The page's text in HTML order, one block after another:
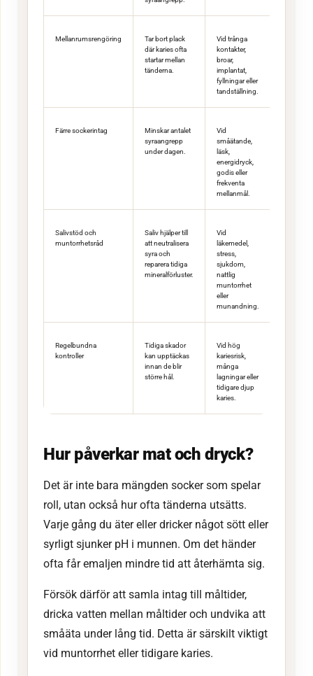
Mellanrumsrengöring
Tar bort plack
där karies ofta
startar mellan
tänderna.
Vid trånga
kontakter,
broar,
implantat,
fyllningar eller
tandställning.
Färre sockerintag
Minskar antalet
syraangrepp
under dagen.
Vid
småätande,
läsk,
energidryck,
godis eller
frekventa
mellanmål.
Salivstöd och
muntorrhetsråd
Saliv hjälper till
att neutralisera
syra och
reparera tidiga
mineralförluster.
Vid
läkemedel,
stress,
sjukdom,
nattlig
muntorrhet
eller
munandning.
Regelbundna
kontroller
Tidiga skador
kan upptäckas
innan de blir
större hål.
Vid hög
kariesrisk,
många
lagningar eller
tidigare djup
karies.
Hur påverkar mat och dryck?
Det är inte bara mängden socker som spelar
roll, utan också hur ofta tänderna utsätts.
Varje gång du äter eller dricker något sött eller
syrligt sjunker pH i munnen. Om det händer
ofta får emaljen mindre tid att återhämta sig.
Försök därför att samla intag till måltider,
dricka vatten mellan måltider och undvika att
småäta under lång tid. Detta är särskilt viktigt
vid muntorrhet eller tidigare karies.